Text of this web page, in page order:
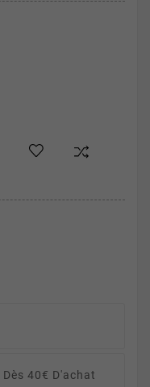
40€ D'achat